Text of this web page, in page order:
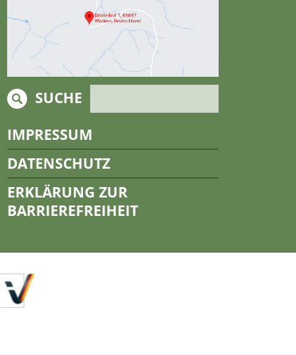
SUCHE
IMPRESSUM
DATENSCHUTZ
ERKLÄRUNG ZUR
BARRIEREFREIHEIT